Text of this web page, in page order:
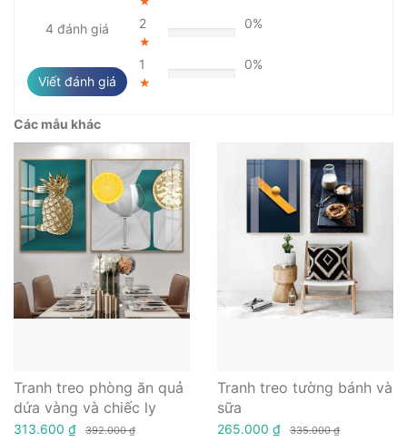
4 đánh giá
Viết đánh giá
2
★
0%
1
★
0%
Các mẫu khác
Tranh treo phòng ăn quả
dứa vàng và chiếc ly
313.600 ₫ 392.000 ₫
Tranh treo tường bánh và
sữa
265.000 ₫ 335.000 ₫